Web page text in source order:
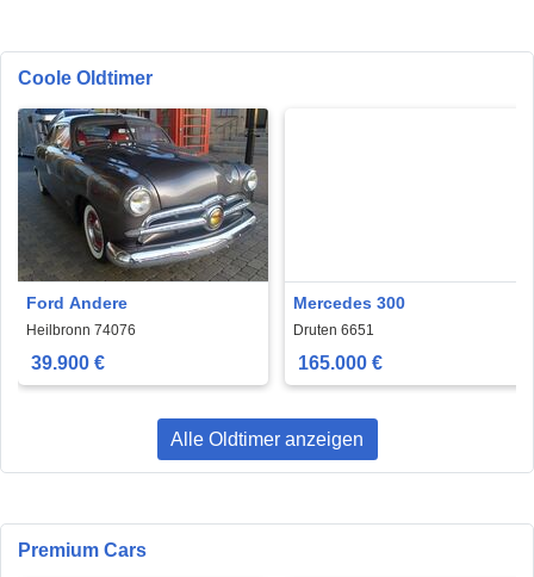
Coole Oldtimer
Ford Andere
Heilbronn 74076
39.900 €
Mercedes 300
Druten 6651
165.000 €
Alle Oldtimer anzeigen
Premium Cars